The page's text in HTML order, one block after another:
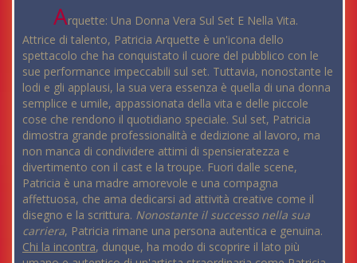
Arquette: Una Donna Vera Sul Set E Nella Vita.
Attrice di talento, Patricia Arquette è un'icona dello
spettacolo che ha conquistato il cuore del pubblico con le
sue performance impeccabili sul set. Tuttavia, nonostante le
lodi e gli applausi, la sua vera essenza è quella di una donna
semplice e umile, appassionata della vita e delle piccole
cose che rendono il quotidiano speciale. Sul set, Patricia
dimostra grande professionalità e dedizione al lavoro, ma
non manca di condividere attimi di spensieratezza e
divertimento con il cast e la troupe. Fuori dalle scene,
Patricia è una madre amorevole e una compagna
affettuosa, che ama dedicarsi ad attività creative come il
disegno e la scrittura. Nonostante il successo nella sua
carriera, Patricia rimane una persona autentica e genuina.
Chi la incontra, dunque, ha modo di scoprire il lato più